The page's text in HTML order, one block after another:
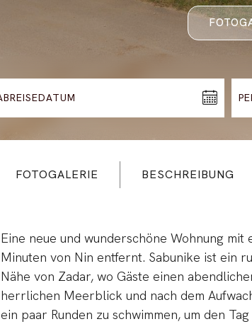
FOTOGALERIE BESCHREIBUNG
Eine neue und wunderschöne Wohnung
Minuten von Nin entfernt. Sabunike ist ein
Nähe von Zadar, wo Gäste einen
herrlichen Meerblick und nach dem
ein paar Runden zu schwimmen, um den